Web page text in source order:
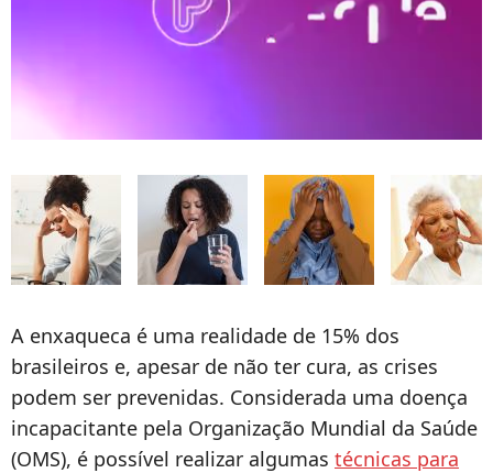
A enxaqueca é uma realidade de 15% dos
brasileiros e, apesar de não ter cura, as crises
podem ser prevenidas. Considerada uma doença
incapacitante pela Organização Mundial da Saúde
(OMS), é possível realizar algumas técnicas para